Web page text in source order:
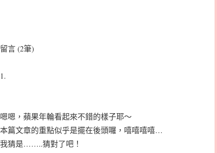
留言 (2筆)
1.
嗯嗯，蘋果年輪看起來不錯的樣子耶～
本篇文章的重點似乎是擺在後頭囉，嘻嘻嘻嘻…
我猜是……..猜對了吧！